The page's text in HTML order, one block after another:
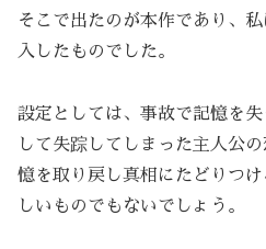
そこで出たのが本作であり、
入したものでした。
設定としては、事故で記憶を
して失踪してしまった主人公
憶を取り戻し真相にたどりつ
しいものでもないでしょう。